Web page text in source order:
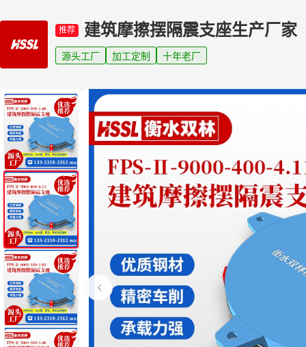
推荐 建筑摩擦摆隔震支座生产厂家
源头工厂 加工定制 十年老厂